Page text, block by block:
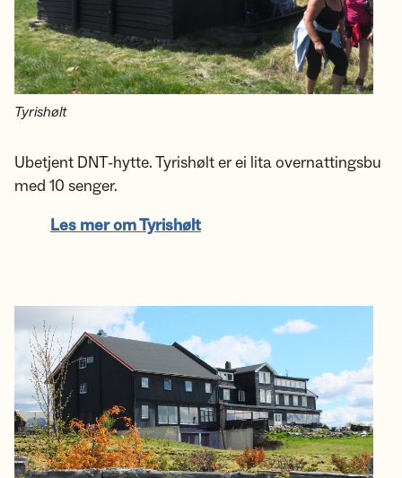
Tyrishølt
Ubetjent DNT-hytte. Tyrishølt er ei lita overnattingsbu
med 10 senger.
Les mer om Tyrishølt